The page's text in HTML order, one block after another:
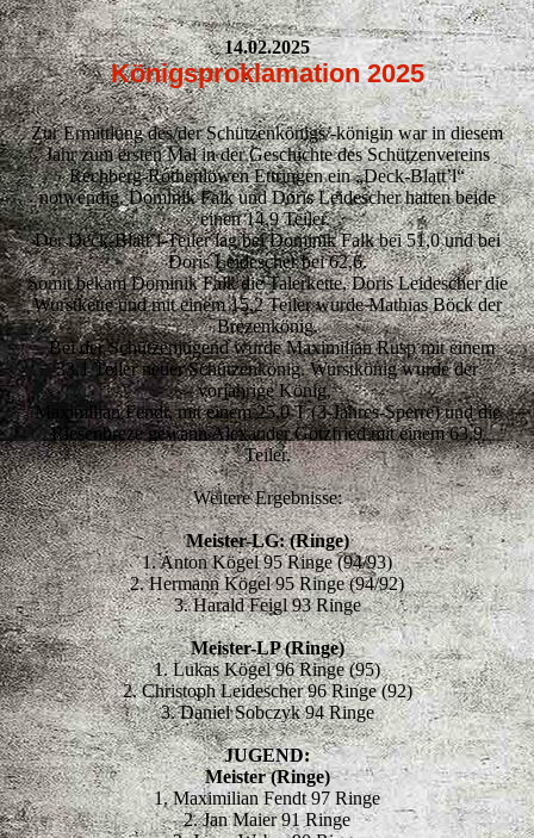
14.02.2025
Königsproklamation 2025
Zur Ermittlung des/der Schützenkönigs/-königin war in diesem
Jahr zum ersten Mal in der Geschichte des Schützenvereins
Rechberg-Rothenlöwen Ettringen ein „Deck-Blatt’l“
notwendig. Dominik Falk und Doris Leidescher hatten beide
einen 14,9 Teiler.
Der Deck-Blatt’l-Teiler lag bei Dominik Falk bei 51,0 und bei
Doris Leidescher bei 62,6.
Somit bekam Dominik Falk die Talerkette, Doris Leidescher die
Wurstkette und mit einem 15,2 Teiler wurde Mathias Böck der
Brezenkönig.
Bei der Schützenjugend wurde Maximilian Rusp mit einem
33,1 Teiler neuer Schützenkönig. Wurstkönig wurde der
vorjährige König,
Maximilian Fendt, mit einem 25,0 T (3-Jahres-Sperre) und die
Riesenbreze gewann Alexander Götzfried mit einem 63,9
Teiler.
Weitere Ergebnisse:
Meister-LG: (Ringe)
1. Anton Kögel 95 Ringe (94/93)
2. Hermann Kögel 95 Ringe (94/92)
3. Harald Feigl 93 Ringe
Meister-LP (Ringe)
1. Lukas Kögel 96 Ringe (95)
2. Christoph Leidescher 96 Ringe (92)
3. Daniel Sobczyk 94 Ringe
JUGEND:
Meister (Ringe)
1. Maximilian Fendt 97 Ringe
2. Jan Maier 91 Ringe